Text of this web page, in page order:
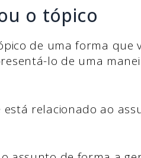
o tópico
de uma forma que
lo de uma
relacionado ao